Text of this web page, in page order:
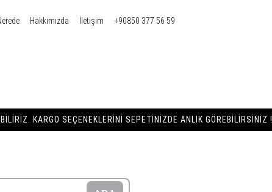
Hakkımızda İletişim +90850 377 56 59
KARGO SEÇENEKLERINI SEPETINIZDE ANLIK GÖREBILIRSINIZ !